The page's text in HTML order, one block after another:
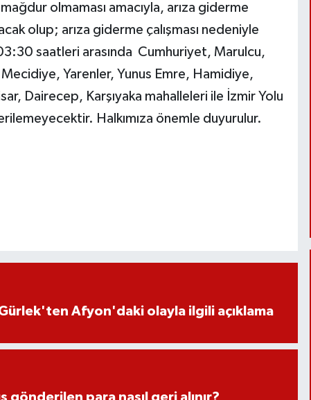
olmaması amacıyla, arıza giderme
olup; arıza giderme çalışması nedeniyle
saatleri arasında Cumhuriyet, Marulcu,
Yarenler, Yunus Emre, Hamidiye,
Dairecep, Karşıyaka mahalleleri ile İzmir Yolu
Halkımıza önemle duyurulur.
Gürlek'ten Afyon'daki olayla ilgili açıklama